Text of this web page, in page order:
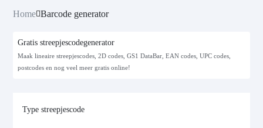
Home Barcode generator
Gratis streepjescodegenerator
Maak lineaire streepjescodes, 2D codes, GS1 DataBar, EAN codes, UPC codes,
postcodes en nog veel meer gratis online!
Type streepjescode